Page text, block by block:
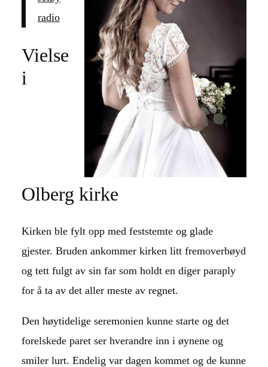
radio
Vielse
i
Olberg kirke
Kirken ble fylt opp med feststemte og glade
gjester. Bruden ankommer kirken litt fremoverbøyd
og tett fulgt av sin far som holdt en diger paraply
for å ta av det aller meste av regnet.
Den høytidelige seremonien kunne starte og det
forelskede paret ser hverandre inn i øynene og
smiler lurt. Endelig var dagen kommet og de kunne